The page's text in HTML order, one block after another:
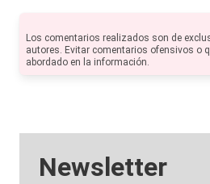
Los comentarios realizados son de
autores. Evitar comentarios ofensivos o
abordado en la información.
Newsletter